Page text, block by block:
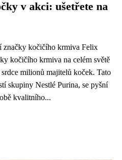
v akci: ušetřete na
značky kočičího krmiva Felix
kočičího krmiva na celém světě
milionů majitelů koček. Tato
skupiny Nestlé Purina, se pyšní
kvalitního...